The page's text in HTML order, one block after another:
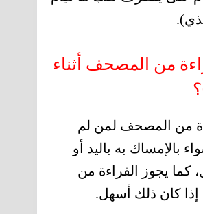
من المصحف أثناء
من المصحف لمن لم
بالإمساك به باليد أو
يجوز القراءة من
إذا كان ذلك أسهل.